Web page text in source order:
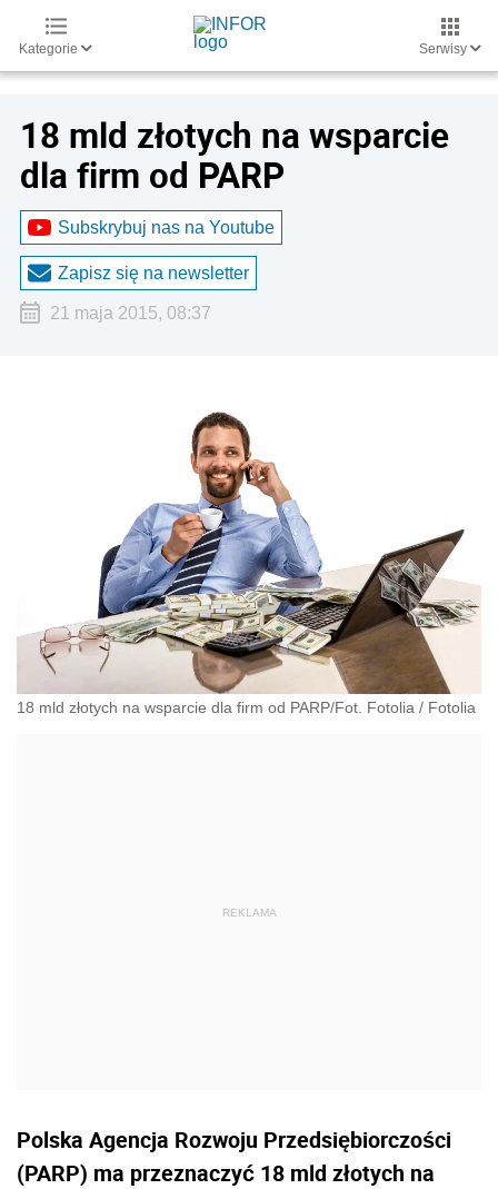
Kategorie Serwisy
18 mld złotych na wsparcie
dla firm od PARP
Subskrybuj nas na Youtube
Zapisz się na newsletter
21 maja 2015, 08:37
18 mld złotych na wsparcie dla firm od PARP/Fot. Fotolia / Fotolia
Polska Agencja Rozwoju Przedsiębiorczości
(PARP) ma przeznaczyć 18 mld złotych na